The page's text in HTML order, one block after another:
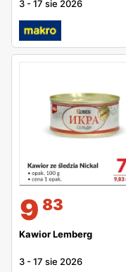
3 -17 sie 2026
9 83
Kawior Lemberg
3 -17 sie 2026